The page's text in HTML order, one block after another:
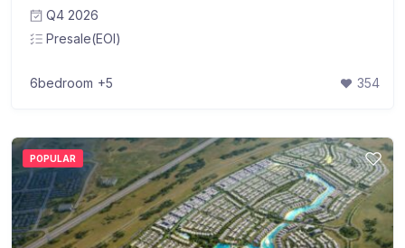
Q4 2026
Presale(EOI)
6bedroom +5 354
POPULAR